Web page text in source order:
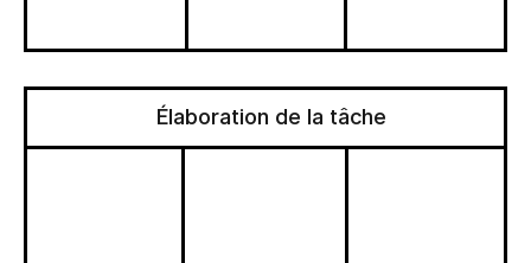
Élaboration de la tâche